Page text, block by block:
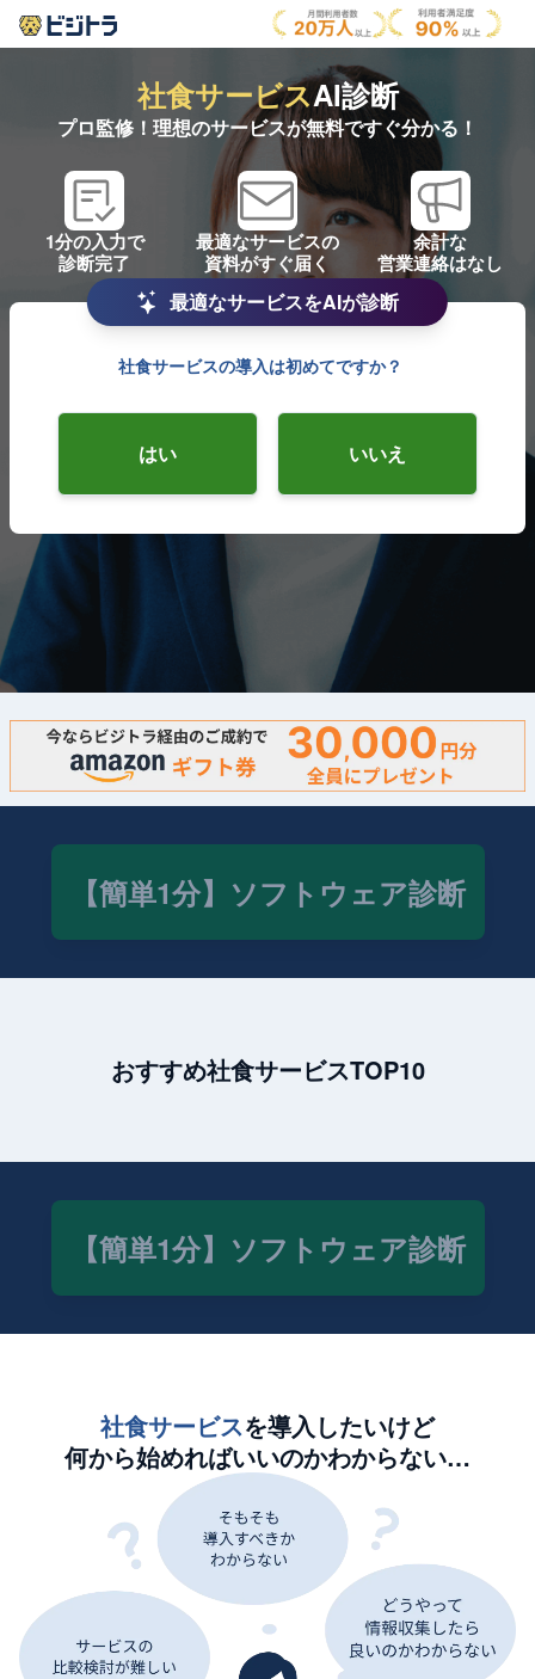
社食サービスAI診断
プロ監修！理想のサービスが無料ですぐ分かる！
1分の入力で
診断完了
最適なサービスの
資料がすぐ届く
余計な
営業連絡はなし
最適なサービスをAIが診断
社食サービスの導入は初めてですか？
はい いいえ
【簡単1分】ソフトウェア診断
おすすめ社食サービスTOP10
【簡単1分】ソフトウェア診断
社食サービスを導入したいけど
何から始めればいいのかわからない…